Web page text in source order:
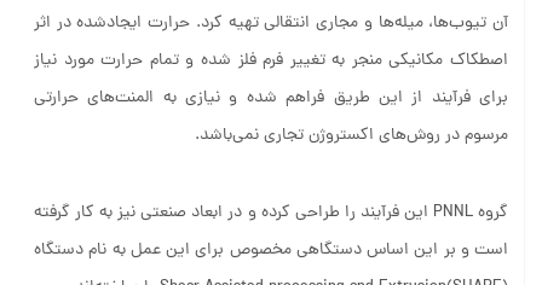
آن تیوب‌ها، میله‌ها و مجاری انتقالی تهیه کرد. حرارت ایجادشده در اثر
اصطکاک مکانیکی منجر به تغییر فرم فلز شده و تمام حرارت مورد نیاز
برای فرآیند از این طریق فراهم شده و نیازی به المنت‌های حرارتی
مرسوم در روش‌های اکستروژن تجاری نمی‌باشد.
گروه PNNL این فرآیند را طراحی کرده و در ابعاد صنعتی نیز به کار گرفته
است و بر این اساس دستگاهی مخصوص برای این عمل به نام دستگاه